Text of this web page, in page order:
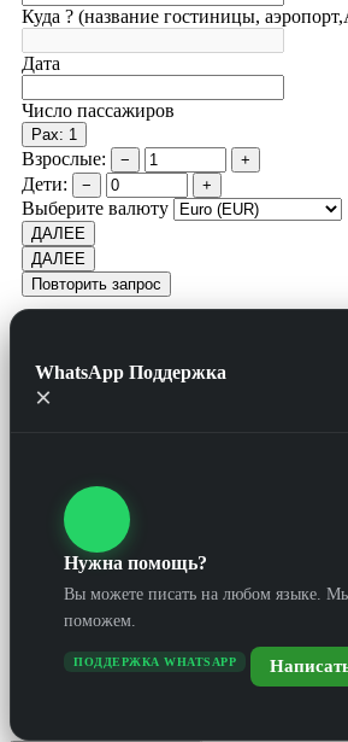
Куда ? (название гостиницы,
Дата
Число пассажиров
Pax: 1
Взрослые: − +
Дети: − +
Выберите валюту
ДАЛЕЕ
ДАЛЕЕ
Повторить запрос
WhatsApp Поддержка
×
Нужна помощь?
Вы можете писать на любом языке.
поможем.
ПОДДЕРЖКА WHATSAPP